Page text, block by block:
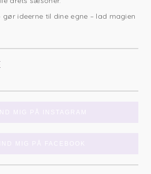
gør ideerne til dine egne – lad magien
MIG PÅ INSTAGRAM
MIG PÅ FACEBOOK